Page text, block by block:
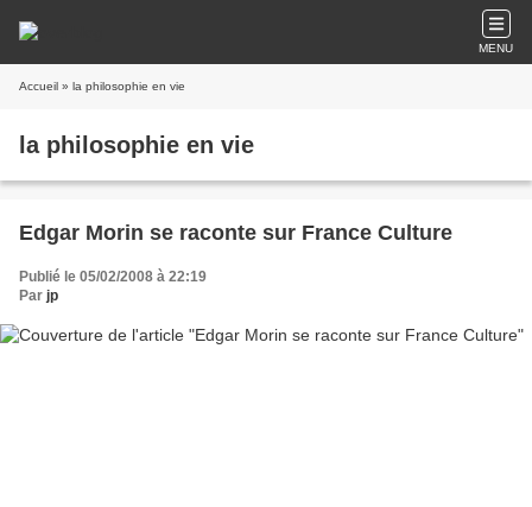
MENU
Accueil » la philosophie en vie
la philosophie en vie
Edgar Morin se raconte sur France Culture
Publié le 05/02/2008 à 22:19
Par jp